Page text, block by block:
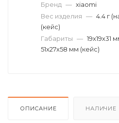
Бренд — xiaomi
Вес изделия — 4.4 г
(кейс)
Габариты — 19х19х31
51х27х58 мм (кейс)
ОПИСАНИЕ НАЛИЧИЕ